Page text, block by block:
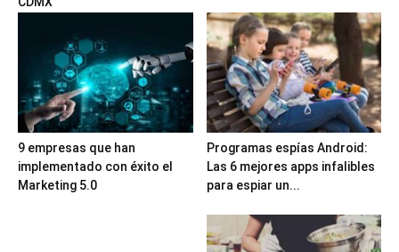
9 empresas que han
implementado con éxito el
Marketing 5.0
Programas espías Android:
Las 6 mejores apps infalibles
para espiar un...